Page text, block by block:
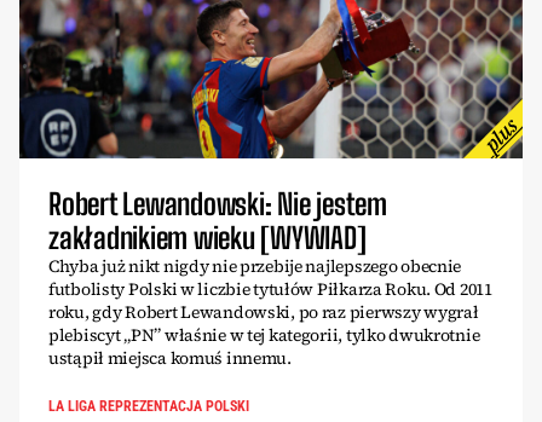
Robert Lewandowski: Nie jestem
zakładnikiem wieku [WYWIAD]
Chyba już nikt nigdy nie przebije najlepszego obecnie
futbolisty Polski w liczbie tytułów Piłkarza Roku. Od 2011
roku, gdy Robert Lewandowski, po raz pierwszy wygrał
plebiscyt „PN” właśnie w tej kategorii, tylko dwukrotnie
ustąpił miejsca komuś innemu.
LA LIGA REPREZENTACJA POLSKI